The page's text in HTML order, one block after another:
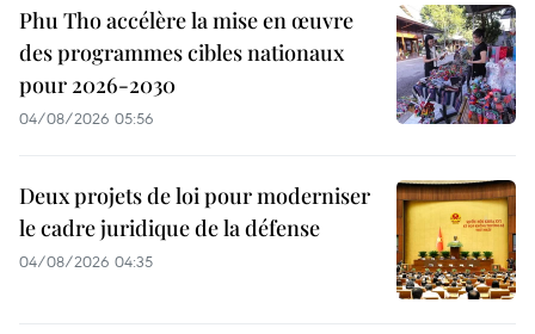
Phu Tho accélère la mise en œuvre
des programmes cibles nationaux
pour 2026-2030
04/08/2026 05:56
Deux projets de loi pour moderniser
le cadre juridique de la défense
04/08/2026 04:35